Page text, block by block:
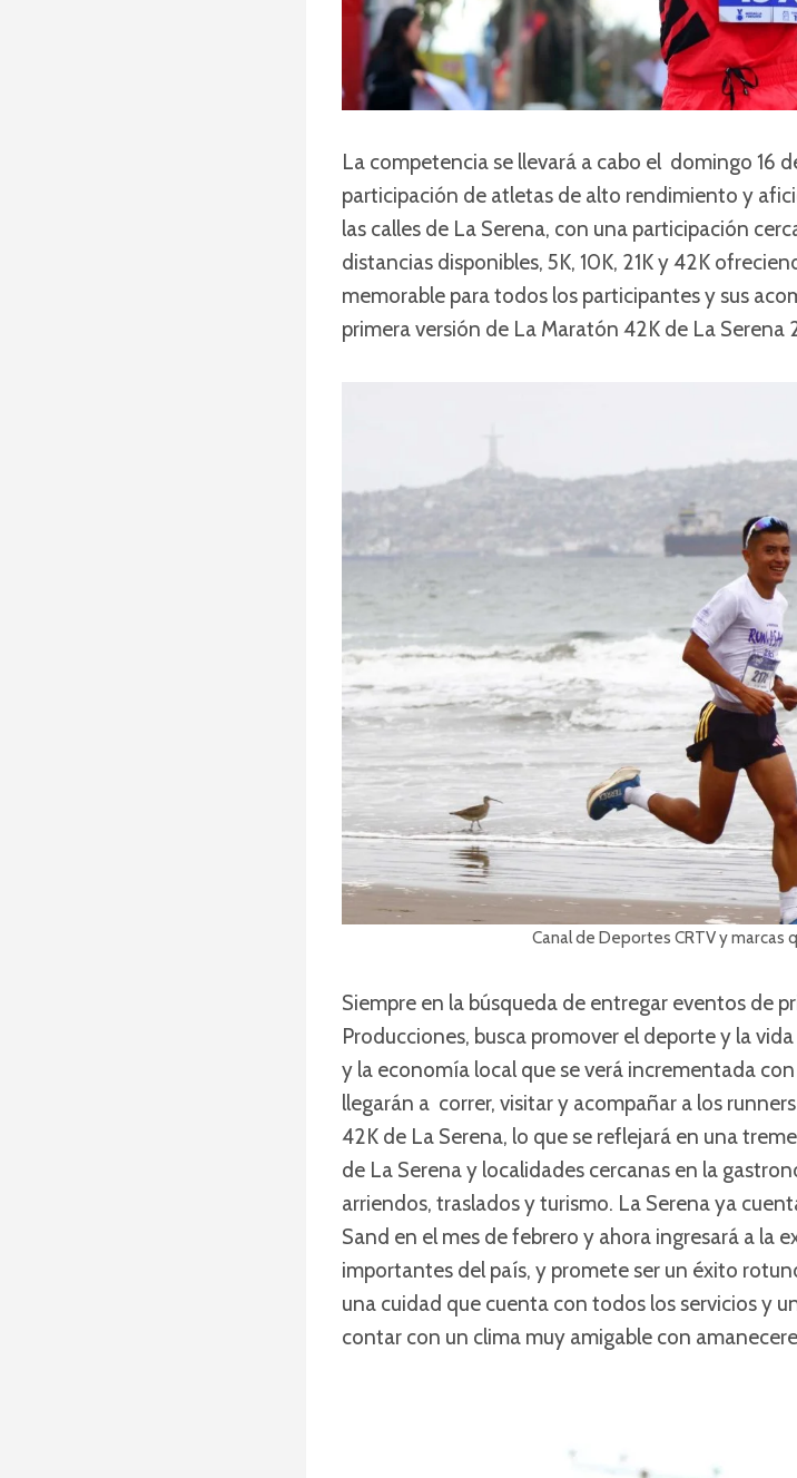
La competencia se llevará a cabo el domingo 16
participación de atletas de alto rendimiento y
las calles de La Serena, con una participación
distancias disponibles, 5K, 10K, 21K y 42K
memorable para todos los participantes y sus
primera versión de La Maratón 42K de La Serena
Canal de Deportes CRTV y marcas
Siempre en la búsqueda de entregar eventos de
Producciones, busca promover el deporte y la
y la economía local que se verá incrementada
llegarán a correr, visitar y acompañar a los
42K de La Serena, lo que se reflejará en una
de La Serena y localidades cercanas en la
arriendos, traslados y turismo. La Serena ya
Sand en el mes de febrero y ahora ingresará a la
importantes del país, y promete ser un éxito
una cuidad que cuenta con todos los servicios y
contar con un clima muy amigable con